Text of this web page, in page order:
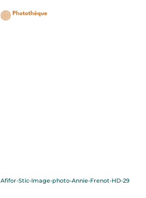
Afifor-Stic-Image-photo-Annie-Frenot-HD-29